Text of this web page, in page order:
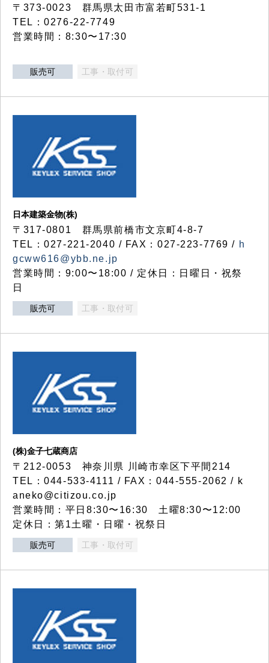
〒373-0023 群馬県太田市富若町531-1
TEL：0276-22-7749
営業時間：8:30〜17:30
販売可 工事・取付可
日本建築金物(株)
〒317‐0801 群馬県前橋市文京町4-8-7
TEL：027-221-2040 / FAX：027-223-7769 / h
gcww616@ybb.ne.jp
営業時間：9:00〜18:00 / 定休日：日曜日・祝祭
日
販売可 工事・取付可
(株)金子七蔵商店
〒212-0053 神奈川県 川崎市幸区下平間214
TEL：044-533-4111 / FAX：044-555-2062 / k
aneko@citizou.co.jp
営業時間：平日8:30〜16:30 土曜8:30〜12:00
定休日：第1土曜・日曜・祝祭日
販売可 工事・取付可